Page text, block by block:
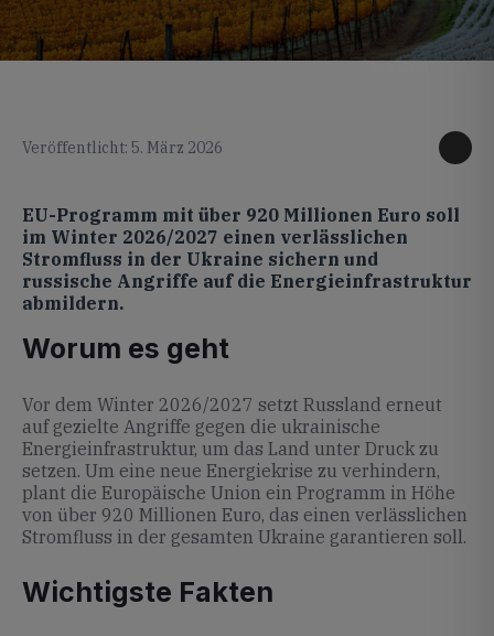
Veröffentlicht: 5. März 2026
EU-Programm mit über 920 Millionen Euro soll
im Winter 2026/2027 einen verlässlichen
Stromfluss in der Ukraine sichern und
russische Angriffe auf die Energieinfrastruktur
abmildern.
Worum es geht
Vor dem Winter 2026/2027 setzt Russland erneut
auf gezielte Angriffe gegen die ukrainische
Energieinfrastruktur, um das Land unter Druck zu
setzen. Um eine neue Energiekrise zu verhindern,
plant die Europäische Union ein Programm in Höhe
von über 920 Millionen Euro, das einen verlässlichen
Stromfluss in der gesamten Ukraine garantieren soll.
Wichtigste Fakten